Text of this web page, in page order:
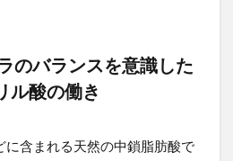
のバランスを意識した
ル酸の働き
に含まれる天然の中鎖脂肪酸で